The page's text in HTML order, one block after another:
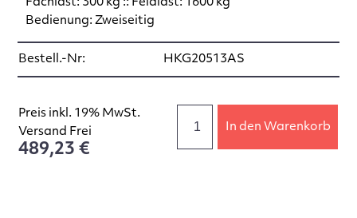
Fachlast: 300 kg :: Feldlast: 1600 kg
Bedienung: Zweiseitig
Bestell.-Nr: HKG20513AS
Preis inkl. 19% MwSt.
Versand Frei
489,23 €
In den Warenkorb